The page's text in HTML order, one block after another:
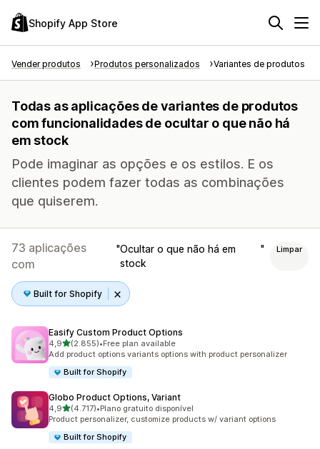
Shopify App Store
Vender produtos Produtos personalizados Variantes de produtos
Todas as aplicações de variantes de produtos
com funcionalidades de ocultar o que não há
em stock
Pode imaginar as opções e os estilos. E os
clientes podem fazer todas as combinações
que quiserem.
73 aplicações
com
Ocultar o que não há em
stock
Limpar
Built for Shopify
Easify Custom Product Options
4,9de 5 estrelas
(2.855)
2855 total de avaliações
•Free plan available
Add product options variants options with product personalizer
Built for Shopify
Globo Product Options, Variant
4,9de 5 estrelas
(4.717)
4717 total de avaliações
•Plano gratuito disponível
Product personalizer, customize products w/ variant options
Built for Shopify